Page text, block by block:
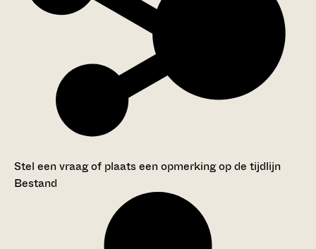
Stel een vraag of plaats een opmerking op de tijdlijn
Bestand